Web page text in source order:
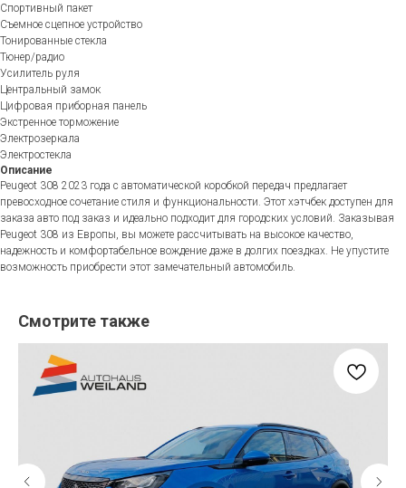
Спортивный пакет
Съемное сцепное устройство
Тонированные стекла
Тюнер/радио
Усилитель руля
Центральный замок
Цифровая приборная панель
Экстренное торможение
Электрозеркала
Электростекла
Описание
Peugeot 308 2023 года с автоматической коробкой передач предлагает
превосходное сочетание стиля и функциональности. Этот хэтчбек доступен для
заказа авто под заказ и идеально подходит для городских условий. Заказывая
Peugeot 308 из Европы, вы можете рассчитывать на высокое качество,
надежность и комфортабельное вождение даже в долгих поездках. Не упустите
возможность приобрести этот замечательный автомобиль.
Смотрите также